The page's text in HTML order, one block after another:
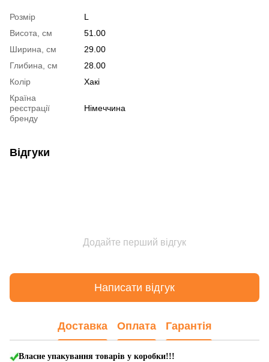
Розмір
L
Висота, см
51.00
Ширина, см
29.00
Глибина, см
28.00
Колір
Хакі
Країна
реєстрації
бренду
Німеччина
Відгуки
Додайте перший відгук
Написати відгук
Доставка Оплата Гарантія
Власне упакування товарів у коробки!!!